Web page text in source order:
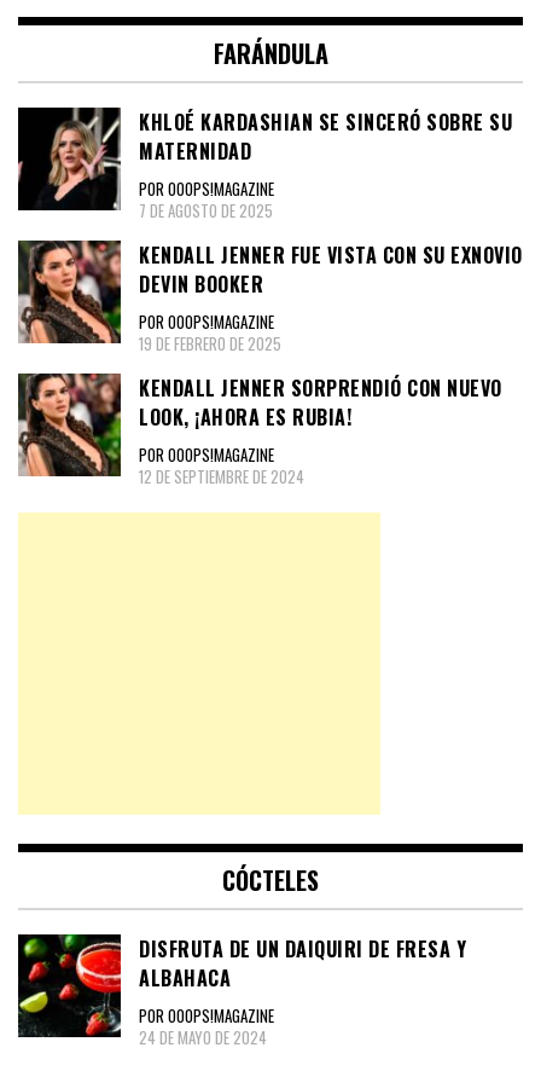
FARÁNDULA
KHLOÉ KARDASHIAN SE SINCERÓ SOBRE SU
MATERNIDAD
POR OOOPS!MAGAZINE
7 DE AGOSTO DE 2025
KENDALL JENNER FUE VISTA CON SU EXNOVIO
DEVIN BOOKER
POR OOOPS!MAGAZINE
19 DE FEBRERO DE 2025
KENDALL JENNER SORPRENDIÓ CON NUEVO
LOOK, ¡AHORA ES RUBIA!
POR OOOPS!MAGAZINE
12 DE SEPTIEMBRE DE 2024
CÓCTELES
DISFRUTA DE UN DAIQUIRI DE FRESA Y
ALBAHACA
POR OOOPS!MAGAZINE
24 DE MAYO DE 2024